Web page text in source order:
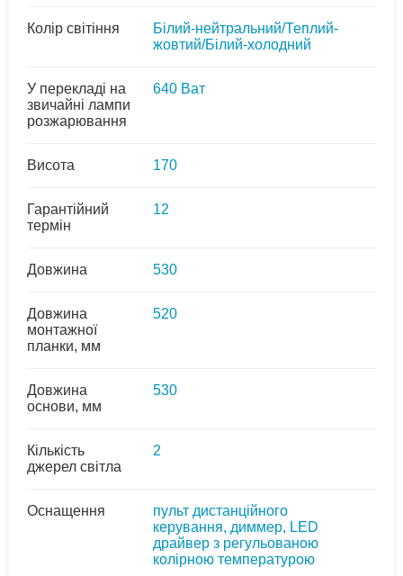
Колір світіння
Білий-нейтральний/Теплий-
жовтий/Білий-холодний
У перекладі на
звичайні лампи
розжарювання
640 Ват
Висота 170
Гарантійний
термін
12
Довжина 530
Довжина
монтажної
планки, мм
520
Довжина
основи, мм
530
Кількість
джерел світла
2
Оснащення
пульт дистанційного
керування, диммер, LED
драйвер з регульованою
колірною температурою